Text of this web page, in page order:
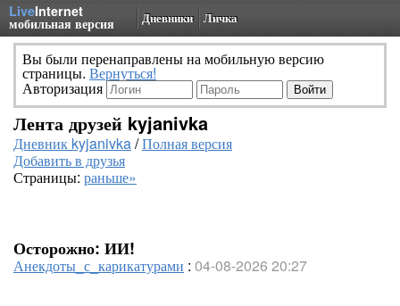
LiveInternet
мобильная версия Дневники Личка
Вы были перенаправлены на мобильную версию
страницы. Вернуться!
Авторизация
Лента друзей kyjanivka
Дневник kyjanivka/Полная версия
Добавить в друзья
Страницы: раньше»
Осторожно: ИИ!
Анекдоты_с_карикатурами : 04-08-2026 20:27